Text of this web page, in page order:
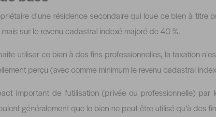
d'une résidence secondaire qui loue ce bien à titre
sur le revenu cadastral indexé majoré de 40 %.
utiliser ce bien à des fins professionnelles, la taxation
perçu (avec comme minimum le revenu cadastral
important de l'utilisation (privée ou professionnelle) par
généralement que le bien ne peut être utilisé qu'à des